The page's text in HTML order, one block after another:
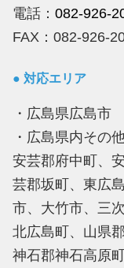
電話： 082-926-
FAX：082-926-
● 対応エリア
・広島県広島市
・広島県内その
安芸郡府中町、
芸郡坂町、東広
市、大竹市、三
北広島町、山県
神石郡神石高原